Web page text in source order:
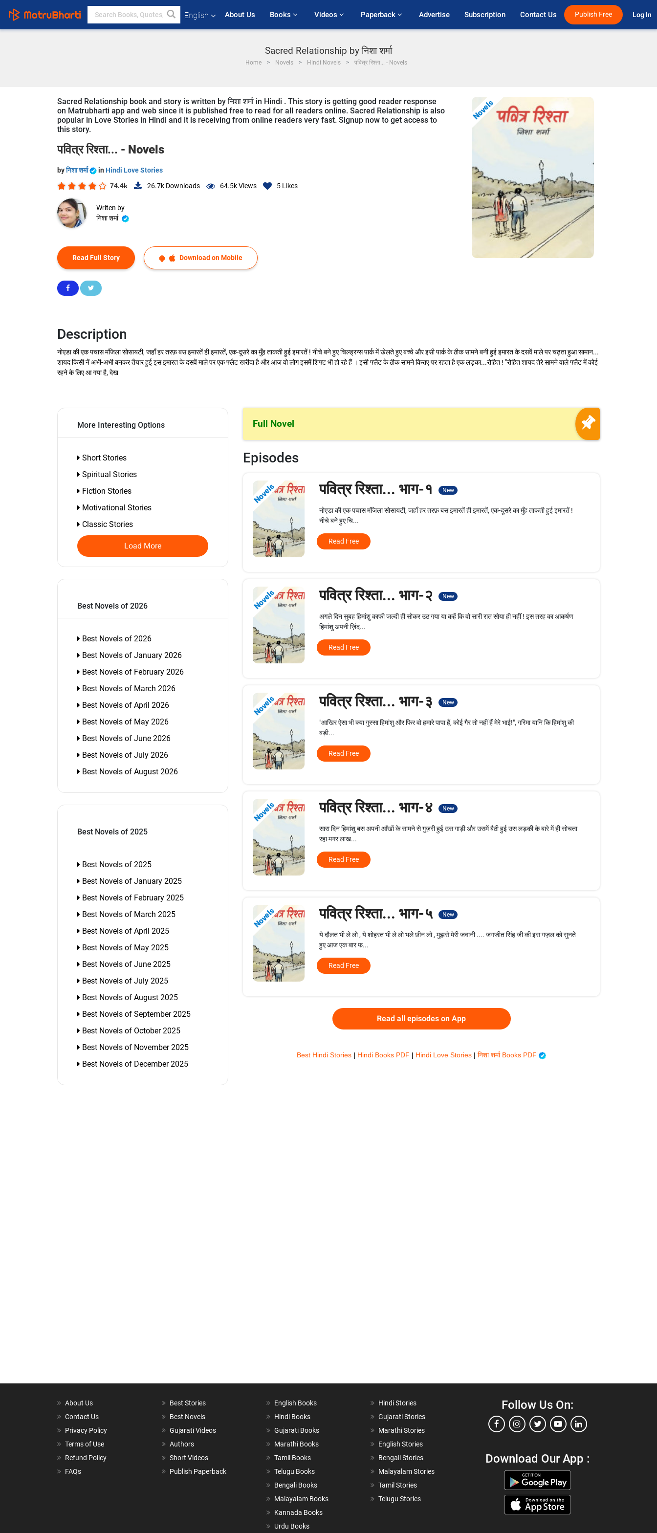
English About Us Books Videos Paperback Advertise Subscription Contact Us Publish Free Log In
Sacred Relationship by निशा शर्मा
Home Novels Hindi Novels पवित्र रिश्ता... - Novels
Sacred Relationship book and story is written by निशा शर्मा in Hindi . This story is getting good reader response
on Matrubharti app and web since it is published free to read for all readers online. Sacred Relationship is also
popular in Love Stories in Hindi and it is receiving from online readers very fast. Signup now to get access to
this story.
पवित्र रिश्ता... - Novels
byनिशा शर्मा in Hindi Love Stories
74.4k 26.7k Downloads 64.5kViews 5 Likes
Writen by
निशा शर्मा
Read Full Story Download on Mobile
Novels
Description
नोएडा की एक पचास मंजिला सोसायटी, जहाँ हर तरफ़ बस इमारतें ही इमारतें, एक-दूसरे का मुँह ताकती हुई इमारतें ! नीचे बने हुए चिल्ड्रन्स पार्क में खेलते हुए बच्चे और इसी पार्क के ठीक सामने बनी हुई इमारत के दसवें माले पर चढ़ता हुआ सामान...
शायद किसी नें अभी-अभी बनकर तैयार हुई इस इमारत के दसवें माले पर एक फ्लैट खरीदा है और आज वो लोग इसमें शिफ्ट भी हो रहे हैं । इसी फ्लैट के ठीक सामने किराए पर रहता है एक लड़का...रोहित ! "रोहित शायद तेरे सामने वाले फ्लैट में कोई
रहने के लिए आ गया है, देख
More Interesting Options
Short Stories
Spiritual Stories
Fiction Stories
Motivational Stories
Classic Stories
Load More
Best Novels of 2026
Best Novels of 2026
Best Novels of January 2026
Best Novels of February 2026
Best Novels of March 2026
Best Novels of April 2026
Best Novels of May 2026
Best Novels of June 2026
Best Novels of July 2026
Best Novels of August 2026
Best Novels of 2025
Best Novels of 2025
Best Novels of January 2025
Best Novels of February 2025
Best Novels of March 2025
Best Novels of April 2025
Best Novels of May 2025
Best Novels of June 2025
Best Novels of July 2025
Best Novels of August 2025
Best Novels of September 2025
Best Novels of October 2025
Best Novels of November 2025
Best Novels of December 2025
Full Novel
Episodes
Novels पवित्र रिश्ता... भाग-१ New
नोएडा की एक पचास मंजिला सोसायटी, जहाँ हर तरफ़ बस इमारतें ही इमारतें, एक-दूसरे का मुँह ताकती हुई इमारतें !
नीचे बने हुए चि...
Read Free
Novels पवित्र रिश्ता... भाग-२ New
अगले दिन सुबह हिमांशु काफी जल्दी ही सोकर उठ गया या कहें कि वो सारी रात सोया ही नहीं ! इस तरह का आकर्षण
हिमांशु अपनी ज़िंद...
Read Free
Novels पवित्र रिश्ता... भाग-३ New
"आखिर ऐसा भी क्या गुस्सा हिमांशु और फिर वो हमारे पापा हैं, कोई गैर तो नहीं हैं मेरे भाई!", गरिमा यानि कि हिमांशु की
बड़ी...
Read Free
Novels पवित्र रिश्ता... भाग-४ New
सारा दिन हिमांशु बस अपनी आँखों के सामने से गुज़री हुई उस गाड़ी और उसमें बैठी हुई उस लड़की के बारे में ही सोचता
रहा मगर लाख...
Read Free
Novels पवित्र रिश्ता... भाग-५ New
ये दौलत भी ले लो , ये शोहरत भी ले लो भले छीन लो , मुझसे मेरी जवानी .... जगजीत सिंह जी की इस गज़ल को सुनते
हुए आज एक बार फ...
Read Free
Read all episodes on App
Best Hindi Stories | Hindi Books PDF | Hindi Love Stories | निशा शर्मा Books PDF
About Us
Contact Us
Privacy Policy
Terms of Use
Refund Policy
FAQs
Best Stories
Best Novels
Gujarati Videos
Authors
Short Videos
Publish Paperback
English Books
Hindi Books
Gujarati Books
Marathi Books
Tamil Books
Telugu Books
Bengali Books
Malayalam Books
Kannada Books
Urdu Books
Hindi Stories
Gujarati Stories
Marathi Stories
English Stories
Bengali Stories
Malayalam Stories
Tamil Stories
Telugu Stories
Follow Us On:
Download Our App :